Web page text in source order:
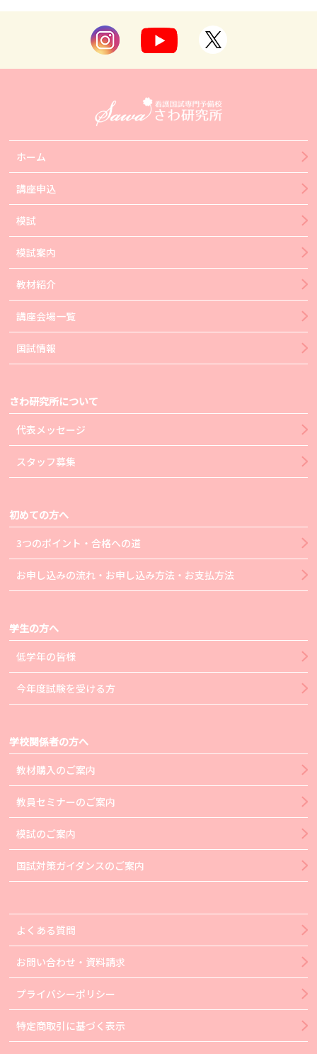
ホーム
講座申込
模試
模試案内
教材紹介
講座会場一覧
国試情報
さわ研究所について
代表メッセージ
スタッフ募集
初めての方へ
3つのポイント・合格への道
お申し込みの流れ・お申し込み方法・お支払方法
学生の方へ
低学年の皆様
今年度試験を受ける方
学校関係者の方へ
教材購入のご案内
教員セミナーのご案内
模試のご案内
国試対策ガイダンスのご案内
よくある質問
お問い合わせ・資料請求
プライバシーポリシー
特定商取引に基づく表示